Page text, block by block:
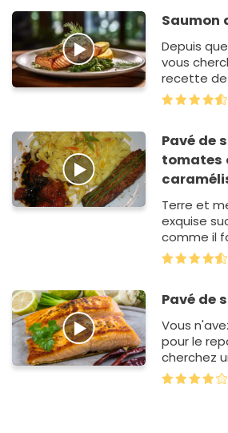
Saumon
Depuis
vous
recette de
repas ?
de
Pavé de
tomates
Terre et
exquise
comme il
papilles !
Pavé de
Vous
pour le
cherchez
Vous avez
porte ! En